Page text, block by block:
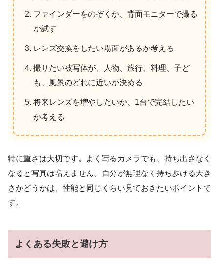
ファインダーをのぞくか、背面モニターで撮る
か試す
レンズ交換をしたい場面があるか考える
撮りたい被写体が、人物、旅行、料理、子ど
も、風景のどれに近いか決める
将来レンズを増やしたいか、1台で完結したい
か考える
特に重さは大切です。よく写るカメラでも、持ち出さなく
なると写真は増えません。自分が無理なく持ち歩ける大き
さかどうかは、性能と同じくらい見ておきたいポイントで
す。
よくある失敗と避け方